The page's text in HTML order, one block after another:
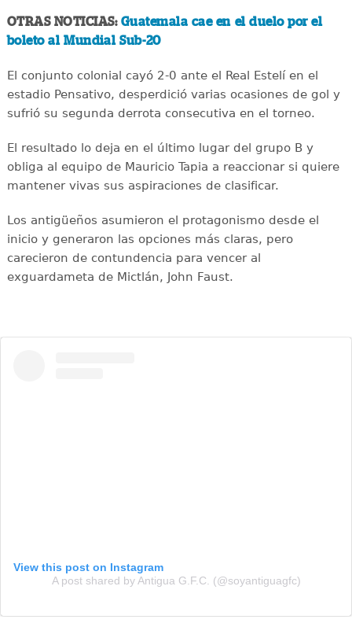
OTRAS NOTICIAS: Guatemala cae en el duelo por el
boleto al Mundial Sub-20
El conjunto colonial cayó 2-0 ante el Real Estelí en el
estadio Pensativo, desperdició varias ocasiones de gol y
sufrió su segunda derrota consecutiva en el torneo.
El resultado lo deja en el último lugar del grupo B y
obliga al equipo de Mauricio Tapia a reaccionar si quiere
mantener vivas sus aspiraciones de clasificar.
Los antigüeños asumieron el protagonismo desde el
inicio y generaron las opciones más claras, pero
carecieron de contundencia para vencer al
exguardameta de Mictlán, John Faust.
View this post on Instagram
A post shared by Antigua G.F.C. (@soyantiguagfc)